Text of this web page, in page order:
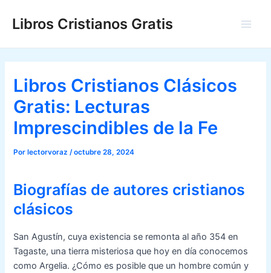
Libros Cristianos Gratis
Libros Cristianos Clásicos
Gratis: Lecturas
Imprescindibles de la Fe
Porlectorvoraz /octubre 28, 2024
Biografías de autores cristianos
clásicos
San Agustín, cuya existencia se remonta al año 354 en
Tagaste, una tierra misteriosa que hoy en día conocemos
como Argelia. ¿Cómo es posible que un hombre común y